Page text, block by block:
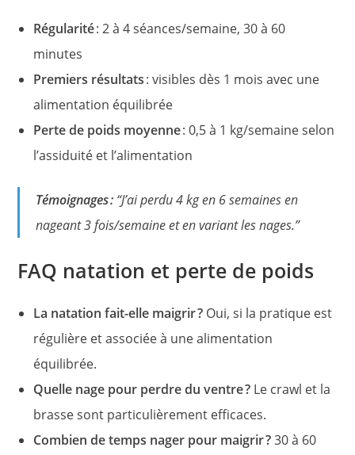
Régularité: 2 à 4 séances/semaine, 30 à 60
minutes
Premiers résultats: visibles dès 1 mois avec une
alimentation équilibrée
Perte de poids moyenne: 0,5 à 1 kg/semaine selon
l’assiduité et l’alimentation
Témoignages : “J’ai perdu 4 kg en 6 semaines en
nageant 3 fois/semaine et en variant les nages.”
FAQ natation et perte de poids
La natation fait-elle maigrir ? Oui, si la pratique est
régulière et associée à une alimentation
équilibrée.
Quelle nage pour perdre du ventre ? Le crawl et la
brasse sont particulièrement efficaces.
Combien de temps nager pour maigrir ?30 à 60